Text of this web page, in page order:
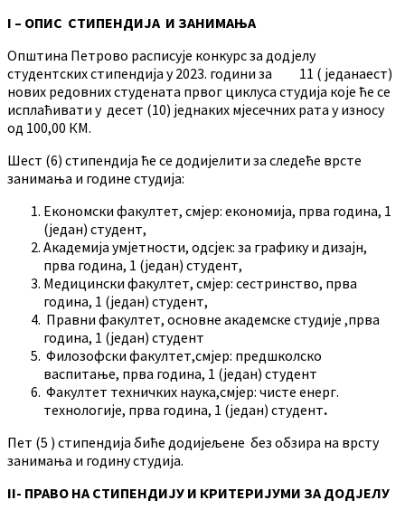
I – ОПИС СТИПЕНДИЈА И ЗАНИМАЊА
Општина Петрово расписује конкурс за додјелу
студентских стипендија у 2023. години за 11 ( једанаест)
нових редовних студената првог циклуса студија које ће се
исплаћивати у десет (10) једнаких мјесечних рата у износу
од 100,00 КМ.
Шест (6) стипендија ће се додијелити за следеће врсте
занимања и годинe студија:
Економски факултет, смјер: економија, прва година, 1
(један) студент,
Академија умјетности, одсјек: за графику и дизајн,
прва година, 1 (један) студент,
Медицински факултет, смјер: сестринство, прва
година, 1 (један) студент,
Правни факултет, основне академске студије ,прва
година, 1 (један) студент
Филозофски факултет,смјер: предшколско
васпитање, прва година, 1 (један) студент
Факултет техничких наука,смјер: чисте енерг.
технологије, прва година, 1 (један) студент.
Пет (5 ) стипендија биће додијељене без обзира на врсту
занимања и годину студија.
II- ПРАВО НА СТИПЕНДИЈУ И КРИТЕРИЈУМИ ЗА ДОДЈЕЛУ